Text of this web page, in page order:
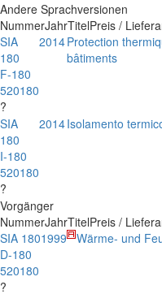
Andere Sprachversionen
NummerJahrTitelPreis /
SIA
180
F-180
520180
?
2014Protection
bâtiments
SIA
180
I-180
520180
?
2014Isolamento
Vorgänger
NummerJahrTitelPreis /
SIA 180
D-180
520180
?
1999 Wärme- und